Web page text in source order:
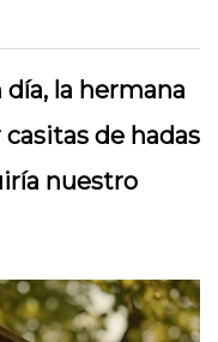
la hermana
de hadas
nuestro